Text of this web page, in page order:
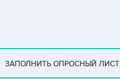
ЗАПОЛНИТЬ ОПРОСНЫЙ ЛИСТ